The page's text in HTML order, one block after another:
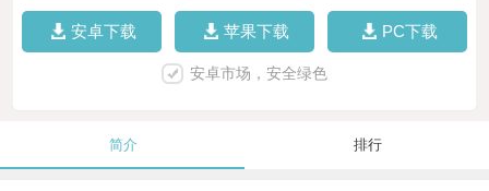
安卓下载 苹果下载 PC下载
安卓市场，安全绿色
简介 排行